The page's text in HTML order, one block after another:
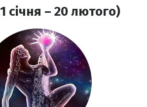
січня – 20 лютого)